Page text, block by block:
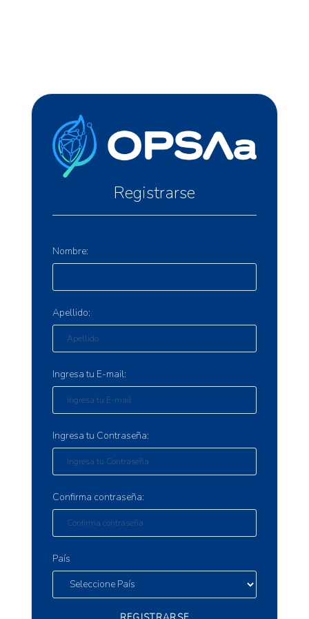
Registrarse
Nombre:
Apellido:
Ingresa tu E-mail:
Ingresa tu Contraseña:
Confirma contraseña:
País